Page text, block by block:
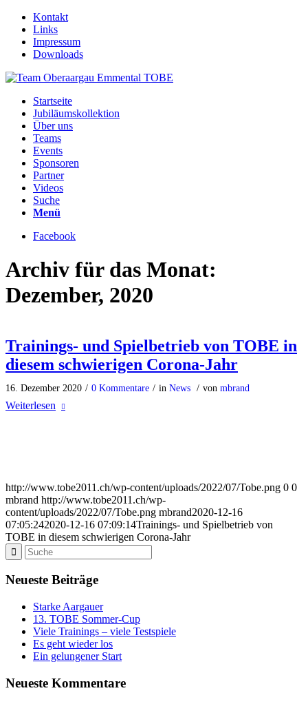
Kontakt
Links
Impressum
Downloads
Startseite
Jubiläumskollektion
Über uns
Teams
Events
Sponsoren
Partner
Videos
Suche
Menü
Facebook
Archiv für das Monat:
Dezember, 2020
Trainings- und Spielbetrieb von TOBE in
diesem schwierigen Corona-Jahr
16. Dezember 2020 / 0 Kommentare / in News / von mbrand
Weiterlesen
http://www.tobe2011.ch/wp-content/uploads/2022/07/Tobe.png 0 0
mbrand http://www.tobe2011.ch/wp-
content/uploads/2022/07/Tobe.png mbrand2020-12-16
07:05:242020-12-16 07:09:14Trainings- und Spielbetrieb von
TOBE in diesem schwierigen Corona-Jahr
Neueste Beiträge
Starke Aargauer
13. TOBE Sommer-Cup
Viele Trainings – viele Testspiele
Es geht wieder los
Ein gelungener Start
Neueste Kommentare